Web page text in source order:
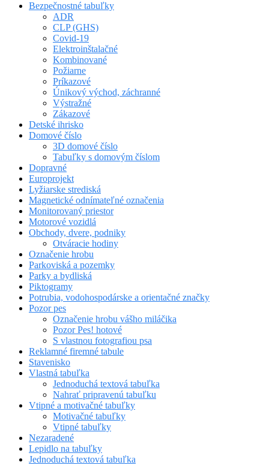
Bezpečnostné tabuľky
ADR
CLP (GHS)
Covid-19
Elektroinštalačné
Kombinované
Požiarne
Príkazové
Únikový východ, záchranné
Výstražné
Zákazové
Detské ihrisko
Domové číslo
3D domové číslo
Tabuľky s domovým číslom
Dopravné
Europrojekt
Lyžiarske strediská
Magnetické odnímateľné označenia
Monitorovaný priestor
Motorové vozidlá
Obchody, dvere, podniky
Otváracie hodiny
Označenie hrobu
Parkoviská a pozemky
Parky a bydliská
Piktogramy
Potrubia, vodohospodárske a orientačné značky
Pozor pes
Označenie hrobu vášho miláčika
Pozor Pes! hotové
S vlastnou fotografiou psa
Reklamné firemné tabule
Stavenisko
Vlastná tabuľka
Jednoduchá textová tabuľka
Nahrať pripravenú tabuľku
Vtipné a motivačné tabuľky
Motivačné tabuľky
Vtipné tabuľky
Nezaradené
Lepidlo na tabuľky
Jednoduchá textová tabuľka